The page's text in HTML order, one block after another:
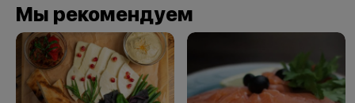
Мы рекомендуем